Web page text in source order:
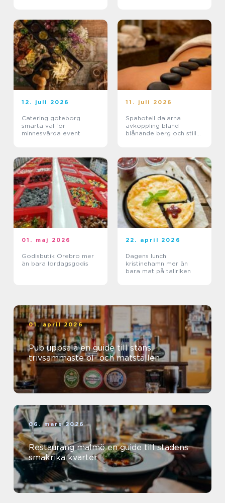
12. juli 2026
Catering göteborg
smarta val för
minnesvärda event
11. juli 2026
Spahotell dalarna
avkoppling bland
blånande berg och stilla
01. maj 2026
Godisbutik Örebro mer
än bara lördagsgodis
22. april 2026
Dagens lunch
kristinehamn mer än
bara mat på tallriken
01. april 2026
Pub uppsala en guide till stans
trivsammaste öl- och matställen
06. mars 2026
Restaurang malmö en guide till stadens
smakrika kvarter